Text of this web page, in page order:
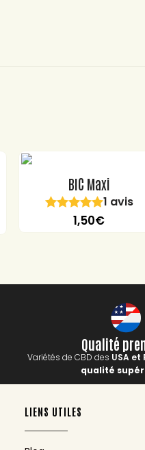
BIC Maxi
1 avis
1,50€
Qualité
Variétés de CBD des USA et
qualité
LIENS UTILES